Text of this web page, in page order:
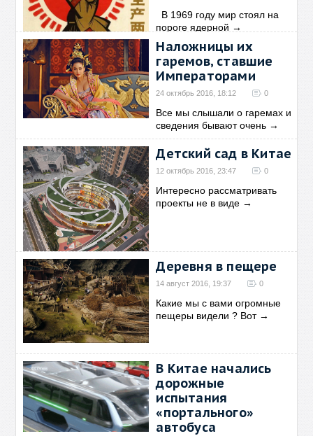
В 1969 году мир стоял на
пороге ядерной →
Наложницы их
гаремов, ставшие
Императорами
24 октябрь 2016, 18:12 0
Все мы слышали о гаремах и
сведения бывают очень →
Детский сад в Китае
12 октябрь 2016, 23:47 0
Интересно рассматривать
проекты не в виде →
Деревня в пещере
14 август 2016, 19:37 0
Какие мы с вами огромные
пещеры видели ? Вот→
В Китае начались
дорожные
испытания
«портального»
автобуса